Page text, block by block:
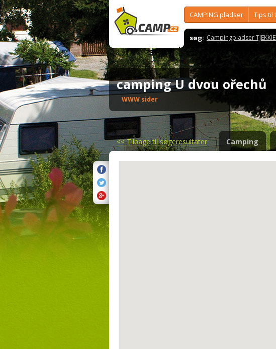
CAMPING pladser Tips til
søg: Campingpladser
camping U dvou ořechů
WWW sider
<<Tilbage til søgeresultater Camping